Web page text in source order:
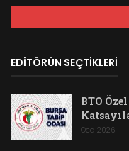
EDİTÖRÜN SEÇTİKLERİ
BTO
Oca 2026